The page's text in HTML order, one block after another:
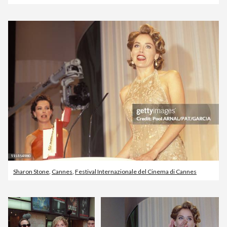
Sharon Stone, Cannes, Festival Internazionale del Cinema di Cannes